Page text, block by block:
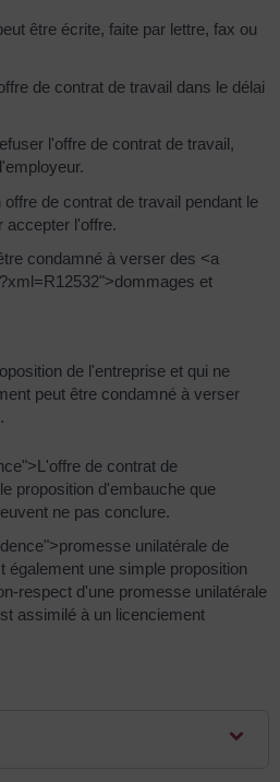
être écrite, faite par lettre, fax ou
de contrat de travail dans le délai
l'offre de contrat de travail,
de contrat de travail pendant le
accepter l'offre.
condamné à verser des <a
et
de l'entreprise et qui ne
peut être condamné à verser
de contrat de
proposition d'embauche que
ne pas conclure.
unilatérale de
également une simple proposition
respect d'une promesse unilatérale
assimilé à un licenciement